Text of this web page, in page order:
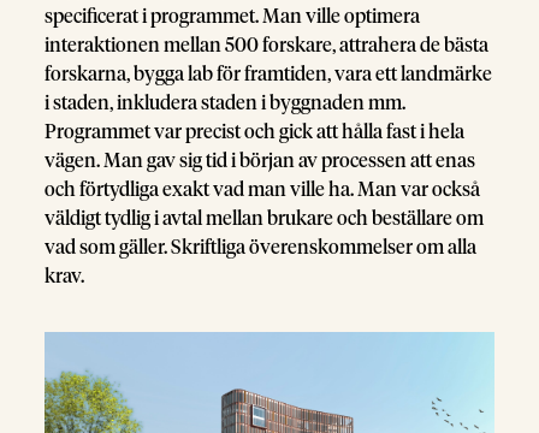
specificerat i programmet. Man ville optimera
interaktionen mellan 500 forskare, attrahera de bästa
forskarna, bygga lab för framtiden, vara ett landmärke
i staden, inkludera staden i byggnaden mm.
Programmet var precist och gick att hålla fast i hela
vägen. Man gav sig tid i början av processen att enas
och förtydliga exakt vad man ville ha. Man var också
väldigt tydlig i avtal mellan brukare och beställare om
vad som gäller. Skriftliga överenskommelser om alla
krav.